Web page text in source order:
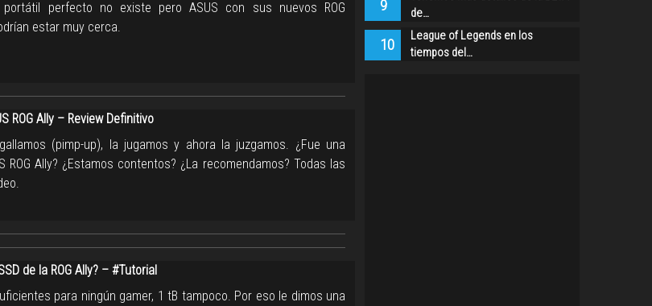
perfecto no existe pero ASUS con sus nuevos ROG
estar muy cerca.
ROG Ally – Review Definitivo
(pimp-up), la jugamos y ahora la juzgamos. ¿Fue una
ROG Ally? ¿Estamos contentos? ¿La recomendamos? Todas las
de la ROG Ally? – #Tutorial
para ningún gamer, 1 tB tampoco. Por eso le dimos una
9
de…
10
League of Legends en los
tiempos del…